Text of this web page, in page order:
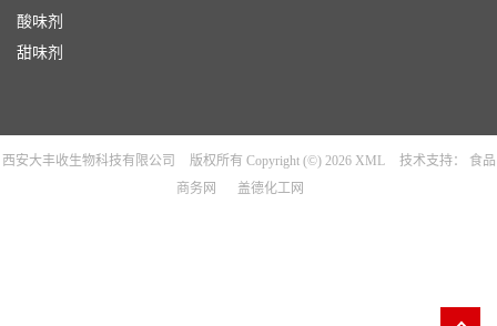
酸味剂
甜味剂
西安大丰收生物科技有限公司 版权所有 Copyright (©) 2026 XML 技术支持：
食品
商务网
盖德化工网